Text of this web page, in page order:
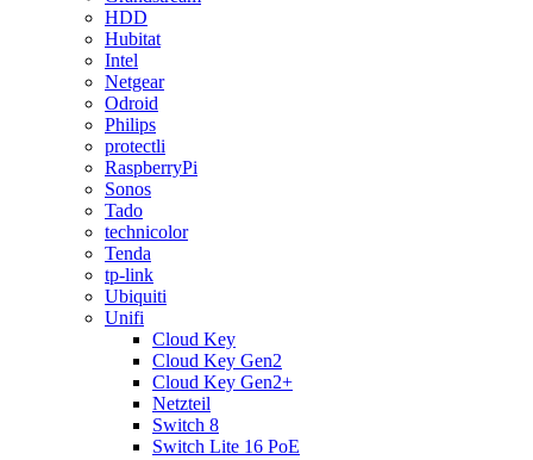
HDD
Hubitat
Intel
Netgear
Odroid
Philips
protectli
RaspberryPi
Sonos
Tado
technicolor
Tenda
tp-link
Ubiquiti
Unifi
Cloud Key
Cloud Key Gen2
Cloud Key Gen2+
Netzteil
Switch 8
Switch Lite 16 PoE